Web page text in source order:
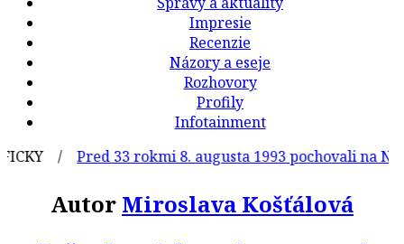
Impresie
Recenzie
Názory a eseje
Rozhovory
Profily
Infotainment
/
Pred 33 rokmi 8. augusta 1993 pochovali na
Autor Miroslava Košťálová